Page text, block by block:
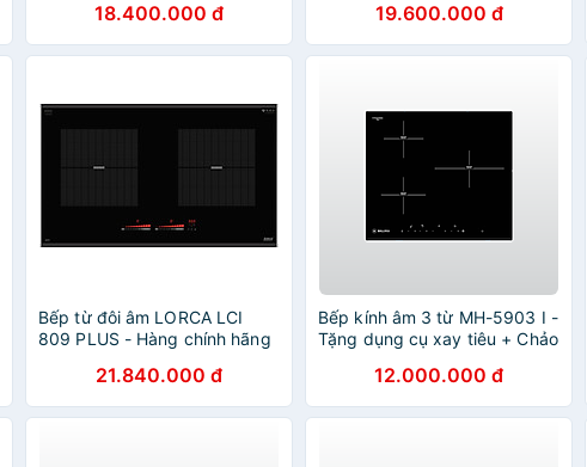
18.400.000 đ 19.600.000 đ
Bếp từ đôi âm LORCA LCI
809 PLUS - Hàng chính hãng
nghệ Inverter21.840.000 đ
Bếp kính âm 3 từ MH-5903 I -
Tặng dụng cụ xay tiêu + Chảo
12.000.000 đ